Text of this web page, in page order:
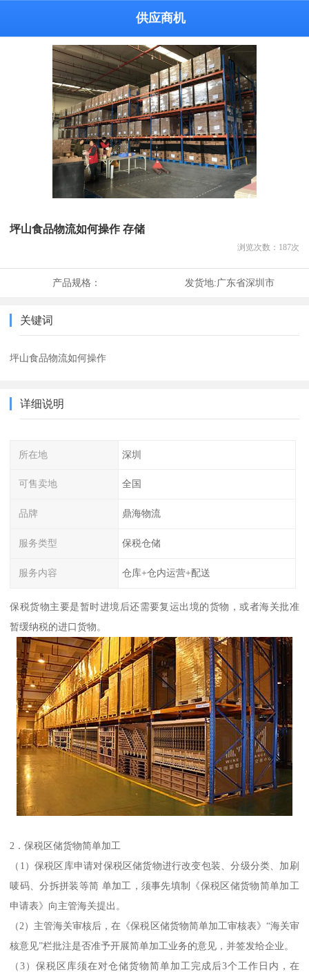
供应商机
坪山食品物流如何操作 存储
浏览次数： 187次
产品规格： 发货地:广东省深圳市
关键词
坪山食品物流如何操作
详细说明
所在地 深圳
可售卖地 全国
品牌 鼎海物流
服务类型 保税仓储
服务内容 仓库+仓内运营+配送
保税货物主要是暂时进境后还需要复运出境的货物，或者海关批准
暂缓纳税的进口货物。
2．保税区储货物简单加工
（1）保税区库申请对保税区储货物进行改变包装、分级分类、加刷
唛码、分拆拼装等简 单加工，须事先填制《保税区储货物简单加工
申请表》向主管海关提出。
（2）主管海关审核后，在《保税区储货物简单加工审核表》“海关审
核意见”栏批注是否准予开展简单加工业务的意见，并签发给企业。
（3）保税区库须在对仓储货物简单加工完成后3个工作日内，在